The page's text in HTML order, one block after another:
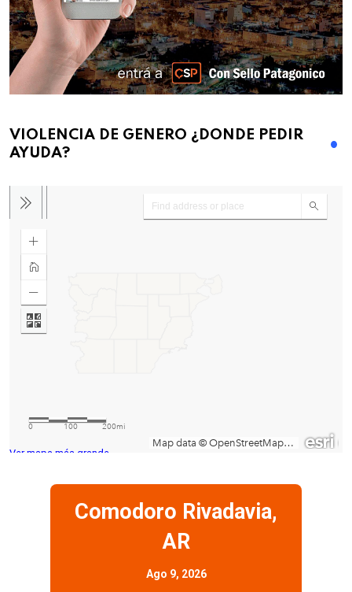
VIOLENCIA DE GENERO ¿DONDE PEDIR
AYUDA?
Ver mapa más grande
Comodoro Rivadavia,
AR
Ago 9, 2026